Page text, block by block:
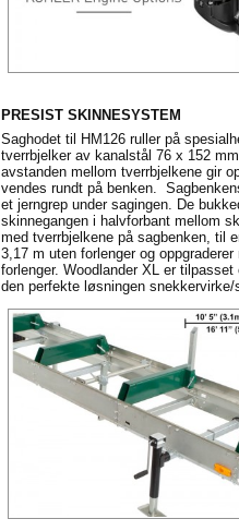
PRESIST SKINNESYSTEM
Saghodet til HM126 ruller på
tverrbjelker av kanalstål 76 x 152
avstanden mellom tverrbjelkene gir
vendes rundt på benken.
et jerngrep under sagingen. De
skinnegangen i halvforbant mellom
med tverrbjelkene på sagbenken, til
3,17 m uten forlenger og
forlenger. Woodlander XL er
den perfekte løsningen